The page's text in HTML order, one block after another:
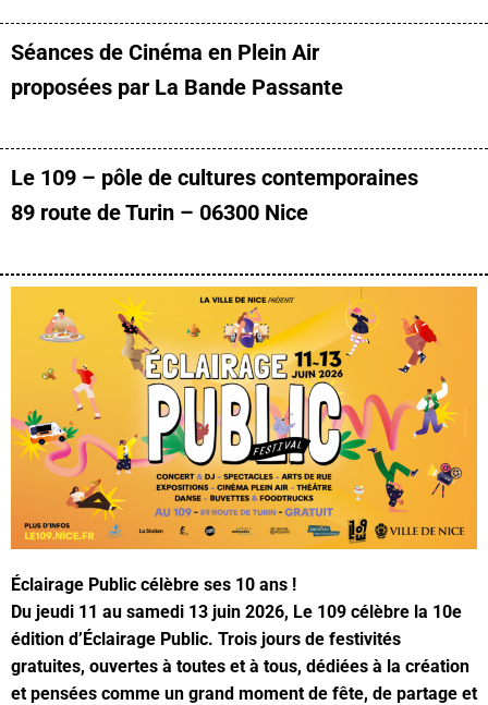
Séances de Cinéma en Plein Air
proposées par La Bande Passante
Le 109 – pôle de cultures contemporaines
89 route de Turin – 06300 Nice
Éclairage Public célèbre ses 10 ans !
Du jeudi 11 au samedi 13 juin 2026, Le 109 célèbre la 10e
édition d’Éclairage Public. Trois jours de festivités
gratuites, ouvertes à toutes et à tous, dédiées à la création
et pensées comme un grand moment de fête, de partage et